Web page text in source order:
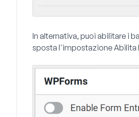
In alternativa, puoi abilitare i
sposta l'impostazioneAbilita